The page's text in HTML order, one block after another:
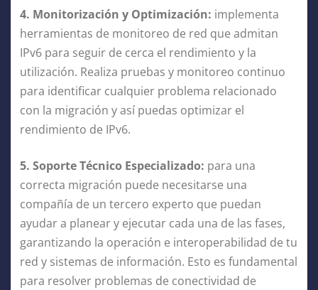
4. Monitorización y Optimización: implementa
herramientas de monitoreo de red que admitan
IPv6 para seguir de cerca el rendimiento y la
utilización. Realiza pruebas y monitoreo continuo
para identificar cualquier problema relacionado
con la migración y así puedas optimizar el
rendimiento de IPv6.
5. Soporte Técnico Especializado: para una
correcta migración puede necesitarse una
compañía de un tercero experto que puedan
ayudar a planear y ejecutar cada una de las fases,
garantizando la operación e interoperabilidad de tu
red y sistemas de información. Esto es fundamental
para resolver problemas de conectividad de